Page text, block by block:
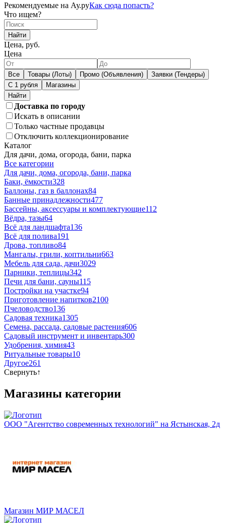
Рекомендуемые на Ау.руКак сюда попасть?
Что ищем?
Найти
Цена, руб.
Цена
Все Товары (Лоты) Промо (Объявления)
Заявки (Тендеры)
С 1 рубля
Магазины
Доставка по городу
Искать в описании
Только частные продавцы
Отключить коллекционирование
Каталог
Для дачи, дома, огорода, бани, парка
Все категории
Для дачи, дома, огорода, бани, парка
Баки, ёмкости328
Баллоны, газ в баллонах84
Банные принадлежности477
Бассейны, аксессуары и комплектующие112
Вёдра, тазы64
Всё для ландшафта136
Всё для полива191
Дрова, топливо84
Мангалы, грили, коптильни663
Мебель для сада, дачи3029
Парники, теплицы342
Печи для бани, сауны115
Постройки на участке94
Приготовление напитков2100
Пчеловодство136
Садовая техника1305
Семена, рассада, садовые растения606
Садовый инструмент и инвентарь300
Удобрения, химия43
Ритуальные товары10
Другое261
Свернуть↑
Магазины категории
ООО "Агентство современных технологий" на Ястынская, 2д
Магазин МИР МАСЕЛ